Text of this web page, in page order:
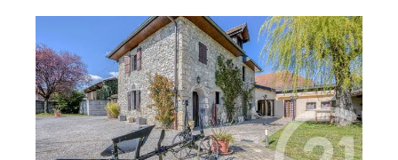
HAUTEVILLE SUR FIER 74
178,24 m2, 7 pièces
Ref : 8627
Maison à vendre
650 000 €